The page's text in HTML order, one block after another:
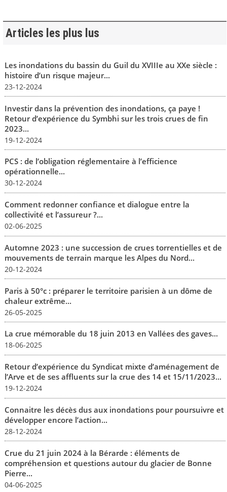
Articles les plus lus
Les inondations du bassin du Guil du XVIIIe au XXe siècle :
histoire d’un risque majeur...
23-12-2024
Investir dans la prévention des inondations, ça paye !
Retour d’expérience du Symbhi sur les trois crues de fin
2023...
19-12-2024
PCS : de l’obligation réglementaire à l’efficience
opérationnelle...
30-12-2024
Comment redonner confiance et dialogue entre la
collectivité et l’assureur ?...
02-06-2025
Automne 2023 : une succession de crues torrentielles et de
mouvements de terrain marque les Alpes du Nord...
20-12-2024
Paris à 50°c : préparer le territoire parisien à un dôme de
chaleur extrême...
26-05-2025
La crue mémorable du 18 juin 2013 en Vallées des gaves...
18-06-2025
Retour d’expérience du Syndicat mixte d’aménagement de
l’Arve et de ses affluents sur la crue des 14 et 15/11/2023...
19-12-2024
Connaitre les décès dus aux inondations pour poursuivre et
développer encore l’action...
28-12-2024
Crue du 21 juin 2024 à la Bérarde : éléments de
compréhension et questions autour du glacier de Bonne
Pierre...
04-06-2025